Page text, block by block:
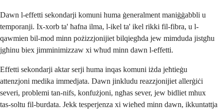
Dawn l-effetti sekondarji komuni huma ġeneralment maniġġabbli u
temporanji. Ix-xorb ta' ħafna ilma, l-ikel ta' ikel rikki fil-fibra, u l-
qawmien bil-mod minn pożizzjonijiet bilqiegħda jew mimduda jistgħu
jgħinu biex jimminimizzaw xi wħud minn dawn l-effetti.
Effetti sekondarji aktar serji huma inqas komuni iżda jeħtieġu
attenzjoni medika immedjata. Dawn jinkludu reazzjonijiet allerġiċi
severi, problemi tan-nifs, konfużjoni, ngħas sever, jew bidliet mhux
tas-soltu fil-burdata. Jekk tesperjenza xi wieħed minn dawn, ikkuntattja